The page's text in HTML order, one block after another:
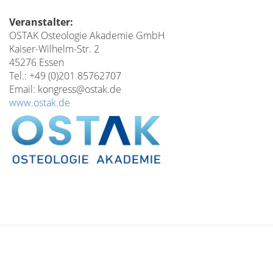
Veranstalter:
OSTAK Osteologie Akademie GmbH
Kaiser-Wilhelm-Str. 2
45276 Essen
Tel.: +49 (0)201 85762707
Email: kongress@ostak.de
www.ostak.de